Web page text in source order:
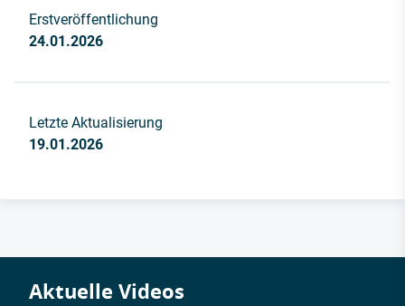
Erstveröffentlichung
24.01.2026
Letzte Aktualisierung
19.01.2026
Aktuelle Videos